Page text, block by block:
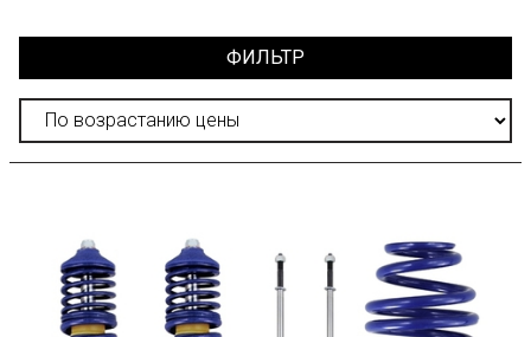
ФИЛЬТР